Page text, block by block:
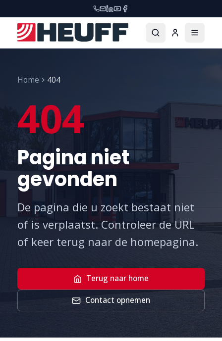
Home 404
404
Pagina niet
gevonden
De pagina die u zoekt bestaat niet
of is verplaatst. Controleer de URL
of keer terug naar de homepagina.
Terug naar home
Contact opnemen